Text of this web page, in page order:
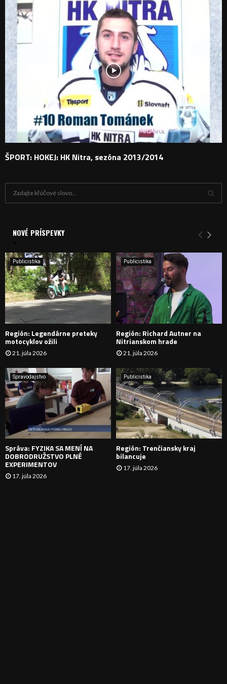
ŠPORT: HOKEJ: HK Nitra, sezóna 2013/2014
i
e
:
Y
H
D
A
N
I
E
NOVÉ PRÍSPEVKY
Publicistika
Región: Legendárne preteky
motocyklov ožili
21. júla 2026
Publicistika
Región: Richard Autner na
Nitrianskom hrade
21. júla 2026
Spravodajstvo
Správa: FYZIKA SA MENÍ NA
DOBRODRUŽSTVO PLNÉ
EXPERIMENTOV
17. júla 2026
Publicistika
Región: Trenčiansky kraj
bilancuje
17. júla 2026